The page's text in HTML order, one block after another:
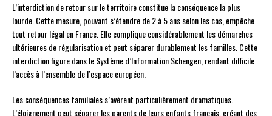
L’interdiction de retour sur le territoire constitue la conséquence la plus
lourde. Cette mesure, pouvant s’étendre de 2 à 5 ans selon les cas, empêche
tout retour légal en France. Elle complique considérablement les démarches
ultérieures de régularisation et peut séparer durablement les familles. Cette
interdiction figure dans le Système d’Information Schengen, rendant difficile
l’accès à l’ensemble de l’espace européen.
Les conséquences familiales s’avèrent particulièrement dramatiques.
L’éloignement peut séparer les parents de leurs enfants français, créant des